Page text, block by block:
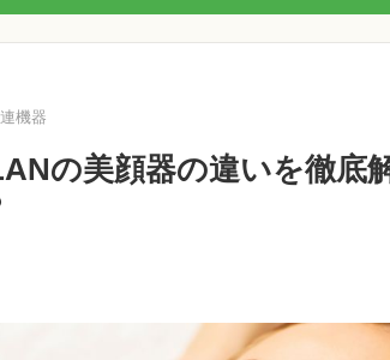
機器
の美顔器の違いを徹底